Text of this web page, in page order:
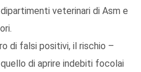
veterinari di Asm e
di falsi positivi, il rischio –
di aprire indebiti focolai